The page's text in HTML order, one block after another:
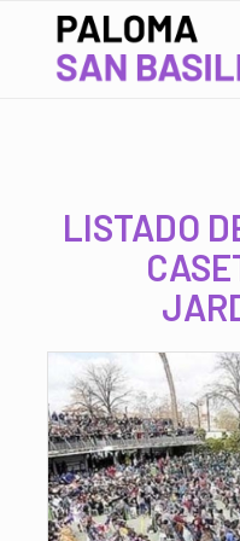
LISTADO